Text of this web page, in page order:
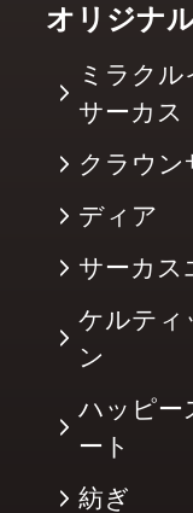
オリジナ
ミラク
サーカ
クラウン
ディア
サーカス
ケルティ
ン
ハッピー
ート
紡ぎ